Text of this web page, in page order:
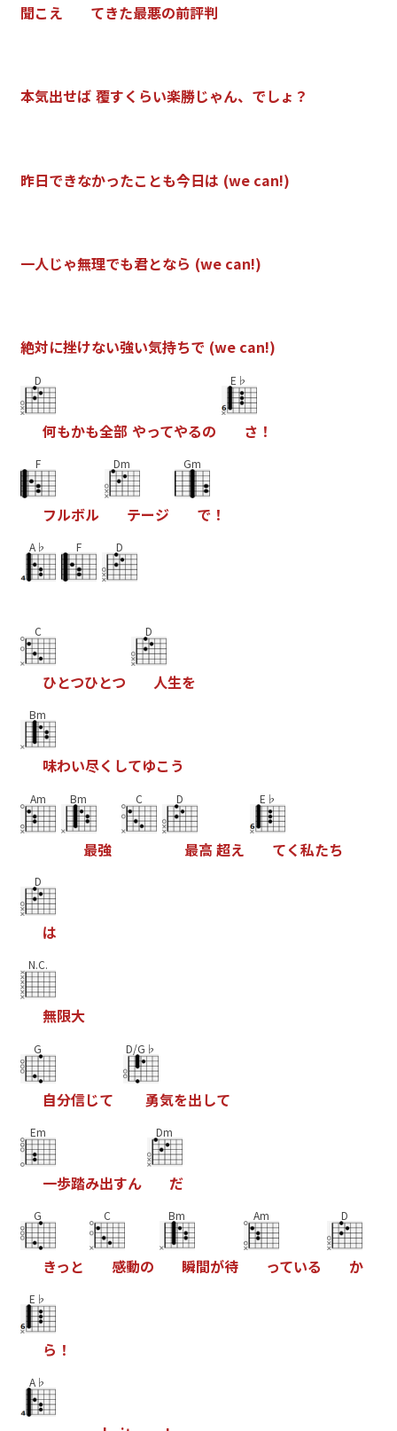
聞こえ てきた最悪の前評判
本気出せば 覆すく らい楽勝じゃん、 でしょ ？
昨日できなかったこ とも今日は (we can!)
一人じゃ無理でも君となら (we can!)
絶対に挫けない強い気持ちで (we can!)
D
何もかも全部 やってやるの
E♭
さ ！
F
フルボル
Dm
テージ
Gm
で ！
A♭ F D
C
ひとつひとつ
D
人生を
Bm
味わい尽く してゆこ う
Am Bm
最強
C D
最高 超え
E♭
てく私たち
D
は
N.C.
無限大
G
自分信じて
D/G♭
勇気を出して
Em
一歩踏み出すん
Dm
だ
G
きっ と
C
感動の
Bm
瞬間が待
Am
っている
D
か
E♭
ら ！
A♭